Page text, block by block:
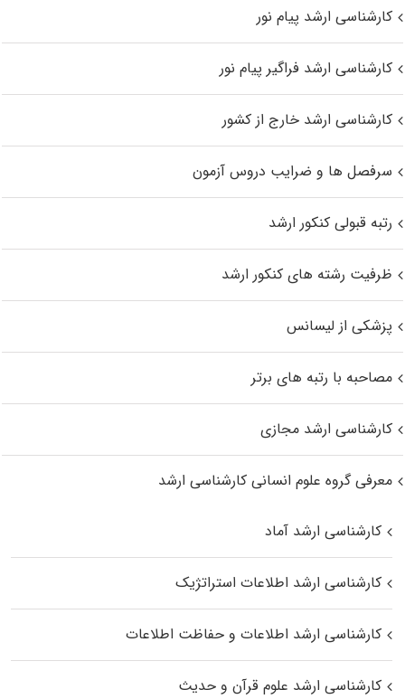
کارشناسی ارشد پیام نور
کارشناسی ارشد فراگیر پیام نور
کارشناسی ارشد خارج از کشور
سرفصل ها و ضرایب دروس آزمون
رتبه قبولی کنکور ارشد
ظرفیت رشته های کنکور ارشد
پزشکی از لیسانس
مصاحبه با رتبه های برتر
کارشناسی ارشد مجازی
معرفی گروه علوم انسانی کارشناسی ارشد
کارشناسی ارشد آماد
کارشناسی ارشد اطلاعات استراتژیک
کارشناسی ارشد اطلاعات و حفاظت اطلاعات
کارشناسی ارشد علوم قرآن و حدیث